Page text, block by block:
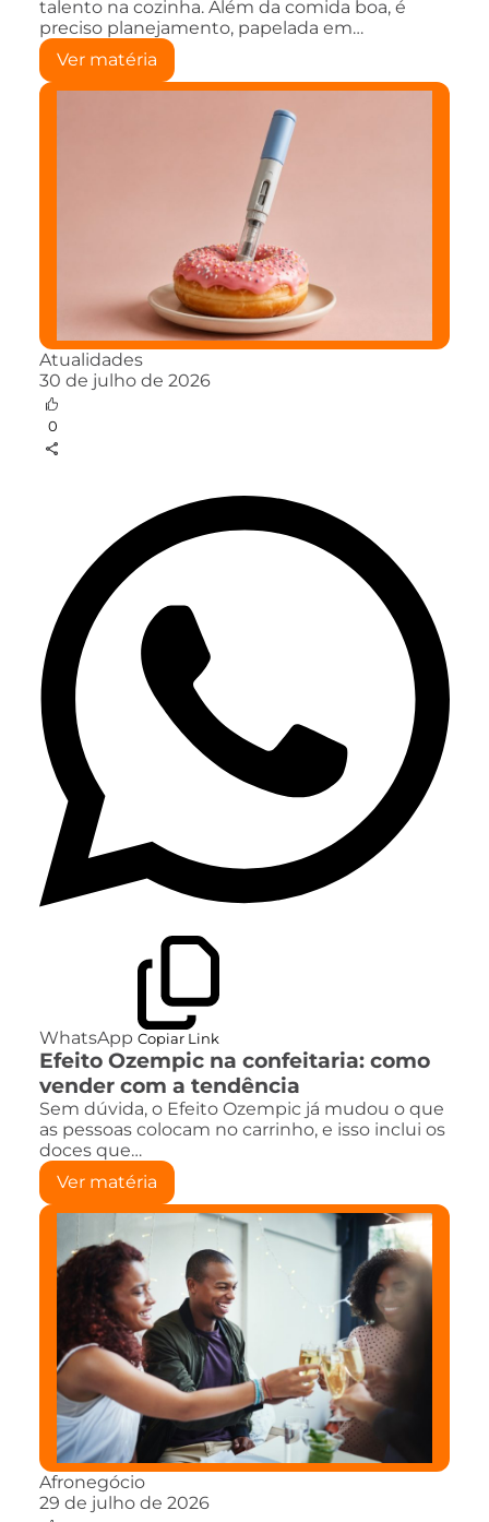
talento na cozinha. Além da comida boa, é
preciso planejamento, papelada em…
Ver matéria
Atualidades
30 de julho de 2026
0
WhatsApp Copiar Link
Efeito Ozempic na confeitaria: como
vender com a tendência
Sem dúvida, o Efeito Ozempic já mudou o que
as pessoas colocam no carrinho, e isso inclui os
doces que…
Ver matéria
Afronegócio
29 de julho de 2026